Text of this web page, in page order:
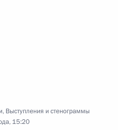
, Выступления и стенограммы
15:20